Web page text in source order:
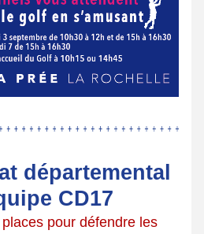
départemental
CD17
pour défendre les